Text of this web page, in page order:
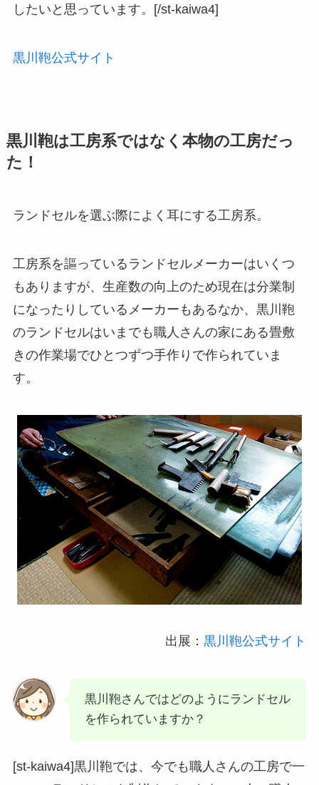
したいと思っています。[/st-kaiwa4]
黒川鞄公式サイト
黒川鞄は工房系ではなく本物の工房だっ
た！
ランドセルを選ぶ際によく耳にする工房系。
工房系を謳っているランドセルメーカーはいくつ
もありますが、生産数の向上のため現在は分業制
になったりしているメーカーもあるなか、黒川鞄
のランドセルはいまでも職人さんの家にある畳敷
きの作業場でひとつずつ手作りで作られていま
す。
出展：黒川鞄公式サイト
黒川鞄さんではどのようにランドセル
を作られていますか？
[st-kaiwa4]黒川鞄では、今でも職人さんの工房で一